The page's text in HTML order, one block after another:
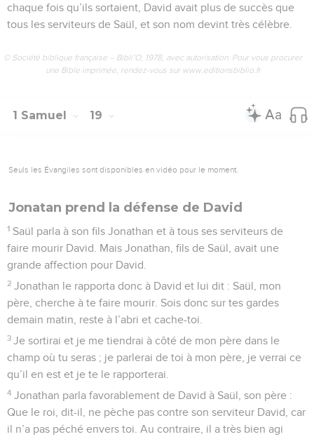
chaque fois qu’ils sortaient, David avait plus de succès que
tous les serviteurs de Saül, et son nom devint très célèbre.
© Société biblique française – Bibli’O, 1978, avec autorisation. Pour vous procurer
une Bible imprimée, rendez-vous sur www.editionsbiblio.fr
1 Samuel 19
Seuls les Évangiles sont disponibles en vidéo pour le moment.
Jonatan prend la défense de David
1 Saül parla à son fils Jonathan et à tous ses serviteurs de
faire mourir David. Mais Jonathan, fils de Saül, avait une
grande affection pour David.
2 Jonathan le rapporta donc à David et lui dit : Saül, mon
père, cherche à te faire mourir. Sois donc sur tes gardes
demain matin, reste à l’abri et cache-toi.
3 Je sortirai et je me tiendrai à côté de mon père dans le
champ où tu seras ; je parlerai de toi à mon père, je verrai ce
qu’il en est et je te le rapporterai.
4 Jonathan parla favorablement de David à Saül, son père :
Que le roi, dit-il, ne pèche pas contre son serviteur David, car
il n’a pas péché envers toi. Au contraire, il a très bien agi